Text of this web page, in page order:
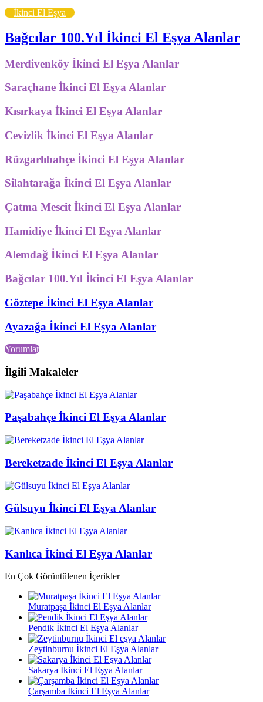
İkinci El Eşya
Bağcılar 100.Yıl İkinci El Eşya Alanlar
Merdivenköy İkinci El Eşya Alanlar
Saraçhane İkinci El Eşya Alanlar
Kısırkaya İkinci El Eşya Alanlar
Cevizlik İkinci El Eşya Alanlar
Rüzgarlıbahçe İkinci El Eşya Alanlar
Silahtarağa İkinci El Eşya Alanlar
Çatma Mescit İkinci El Eşya Alanlar
Hamidiye İkinci El Eşya Alanlar
Alemdağ İkinci El Eşya Alanlar
Bağcılar 100.Yıl İkinci El Eşya Alanlar
Göztepe İkinci El Eşya Alanlar
Ayazağa İkinci El Eşya Alanlar
Yorumlar
İlgili Makaleler
Paşabahçe İkinci El Eşya Alanlar
Bereketzade İkinci El Eşya Alanlar
Gülsuyu İkinci El Eşya Alanlar
Kanlıca İkinci El Eşya Alanlar
En Çok Görüntülenen İçerikler
Muratpaşa İkinci El Eşya Alanlar
Pendik İkinci El Eşya Alanlar
Zeytinburnu İkinci El Eşya Alanlar
Sakarya İkinci El Eşya Alanlar
Çarşamba İkinci El Eşya Alanlar